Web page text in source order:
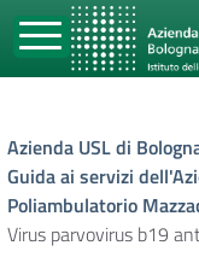
Azienda USL di
Guida ai servizi
Poliambulatorio
Virus parvovirus b19